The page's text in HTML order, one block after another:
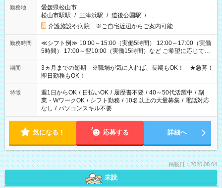
勤務地
愛媛県松山市
松山市駅駅 / 三津浜駅 / 道後公園駅 / …
介護施設や病院 ※ご自宅近辺からご案内可能
勤務時間
≪シフト例≫ 10:00～15:00（実働5時間） 12:00～17:00（実働
5時間） 17:00～翌10:00（実働15時間）など ご希望に応じて、
働く時間は調整できます！ お気軽に担当へ相談ください！
期間
3ヵ月までの短期 ※職場が気に入れば、長期もOK！ ★急募！
即日勤務もOK！
特徴 週1日からOK / 日払いOK / 履歴書不要 / 40～50代活躍中 / 副
業・WワークOK / シフト勤務 / 10名以上の大量募集 / 電話対応
なし / パソコンスキル不要
気になる！ 応募する 詳細へ
掲載日：2026.08.04
未読